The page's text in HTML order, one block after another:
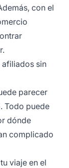
con el
afiliados sin
parecer
Todo puede
dónde
complicado
viaje en el